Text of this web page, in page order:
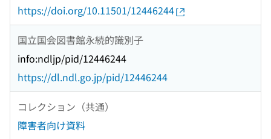
https://doi.org/10.11501/12446244
国立国会図書館永続的識別子
info:ndljp/pid/12446244
https://dl.ndl.go.jp/pid/12446244
コレクション（共通）
障害者向け資料